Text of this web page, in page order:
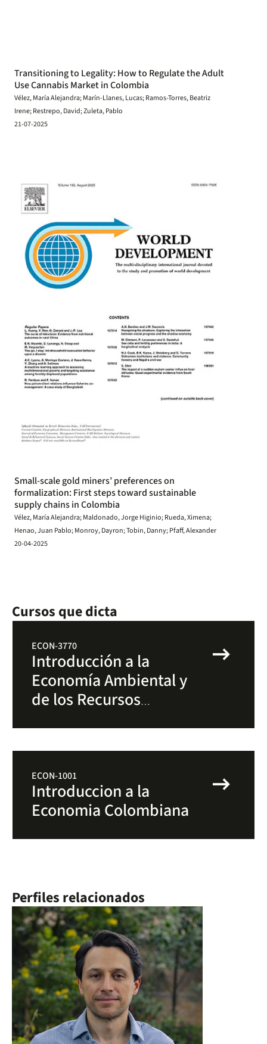
Transitioning to Legality: How to Regulate the Adult
Use Cannabis Market in Colombia
Vélez, María Alejandra; Marín-Llanes, Lucas; Ramos-Torres, Beatriz
Irene; Restrepo, David; Zuleta, Pablo
21-07-2025
Small-scale gold miners’ preferences on
formalization: First steps toward sustainable
supply chains in Colombia
Vélez, María Alejandra; Maldonado, Jorge Higinio; Rueda, Ximena;
Henao, Juan Pablo; Monroy, Dayron; Tobin, Danny; Pfaff, Alexander
20-04-2025
Cursos que dicta
ECON-3770
Introducción a la
Economía Ambiental y
de los Recursos
arrow_right_alt
ECON-1001
Introduccion a la
Economia Colombiana
arrow_right_alt
Perfiles relacionados